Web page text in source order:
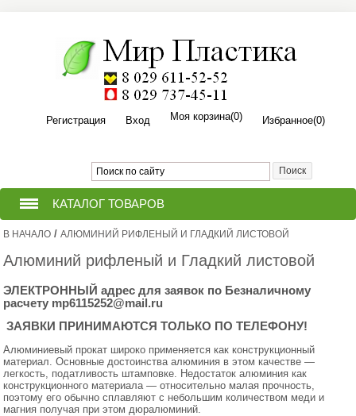
Регистрация Вход Моя корзина(0) Избранное(0)
КАТАЛОГ ТОВАРОВ
ТЕПЛИЦЫ ИЗ ПОЛИКАРБОНАТА
(ПЕЧИ,КАМИНА,БАНИ,КОТЛА).
ПОЛИКАРБОНАТ СОТОВЫЙ
САДОВЫЕ КАЧЕЛИ
МАНГАЛЫ
В НАЧАЛО / АЛЮМИНИЙ РИФЛЕНЫЙ И ГЛАДКИЙ ЛИСТОВОЙ
Алюминий рифленый и Гладкий листовой
ЭЛЕКТРОННЫЙ адрес для заявок по Безналичному
расчету mp6115252@mail.ru
ЗАЯВКИ ПРИНИМАЮТСЯ ТОЛЬКО ПО ТЕЛЕФОНУ!
Алюминиевый прокат широко применяется как конструкционный
материал. Основные достоинства алюминия в этом качестве —
легкость, податливость штамповке. Недостаток алюминия как
конструкционного материала — относительно малая прочность,
поэтому его обычно сплавляют с небольшим количеством меди и
магния получая при этом дюралюминий.